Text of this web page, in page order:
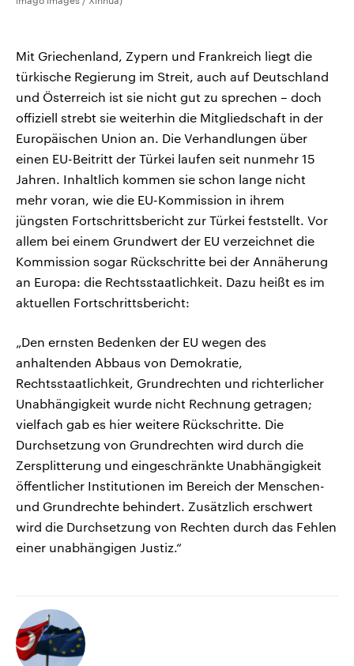
Mit Griechenland, Zypern und Frankreich liegt die
türkische Regierung im Streit, auch auf Deutschland
und Österreich ist sie nicht gut zu sprechen – doch
offiziell strebt sie weiterhin die Mitgliedschaft in der
Europäischen Union an. Die Verhandlungen über
einen EU-Beitritt der Türkei laufen seit nunmehr 15
Jahren. Inhaltlich kommen sie schon lange nicht
mehr voran, wie die EU-Kommission in ihrem
jüngsten Fortschrittsbericht zur Türkei feststellt. Vor
allem bei einem Grundwert der EU verzeichnet die
Kommission sogar Rückschritte bei der Annäherung
an Europa: die Rechtsstaatlichkeit. Dazu heißt es im
aktuellen Fortschrittsbericht:
„Den ernsten Bedenken der EU wegen des
anhaltenden Abbaus von Demokratie,
Rechtsstaatlichkeit, Grundrechten und richterlicher
Unabhängigkeit wurde nicht Rechnung getragen;
vielfach gab es hier weitere Rückschritte. Die
Durchsetzung von Grundrechten wird durch die
Zersplitterung und eingeschränkte Unabhängigkeit
öffentlicher Institutionen im Bereich der Menschen-
und Grundrechte behindert. Zusätzlich erschwert
wird die Durchsetzung von Rechten durch das Fehlen
einer unabhängigen Justiz.“